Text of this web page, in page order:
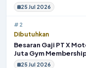
25 Jul 2026
#2
Dibutuhkan
Besaran Gaji PT X
Juta Gym
25 Jul 2026